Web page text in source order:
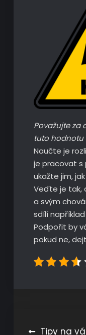
Považujte za
tuto hodnotu
Naučte je
je pracovat s
ukažte jim,
Veďte je tak,
a svým
sdílí
Podpořit by
pokud ne,
Tipy na